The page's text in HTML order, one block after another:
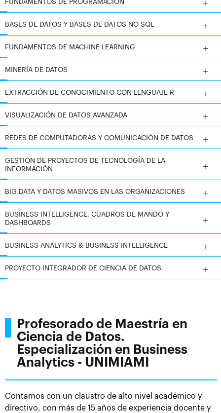
FUNDAMENTOS DE PROGRAMACIÓN
BASES DE DATOS Y BASES DE DATOS NO SQL
FUNDAMENTOS DE MACHINE LEARNING
MINERÍA DE DATOS
EXTRACCIÓN DE CONOCIMIENTO CON LENGUAJE R
VISUALIZACIÓN DE DATOS AVANZADA
REDES DE COMPUTADORAS Y COMUNICACIÓN DE DATOS
GESTIÓN DE PROYECTOS DE TECNOLOGÍA DE LA
INFORMACIÓN
BIG DATA Y DATOS MASIVOS EN LAS ORGANIZACIONES
BUSINESS INTELLIGENCE, CUADROS DE MANDO Y
DASHBOARDS
BUSINESS ANALYTICS & BUSINESS INTELLIGENCE
PROYECTO INTEGRADOR DE CIENCIA DE DATOS
Profesorado de Maestría en
Ciencia de Datos.
Especialización en Business
Analytics - UNIMIAMI
Contamos con un claustro de alto nivel académico y
directivo, con más de 15 años de experiencia docente y